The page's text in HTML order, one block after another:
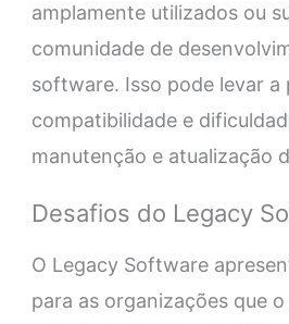
amplamente utilizados ou
comunidade de
software. Isso pode levar a
compatibilidade e
manutenção e atualização
Desafios do Legacy
O Legacy Software
para as organizações que